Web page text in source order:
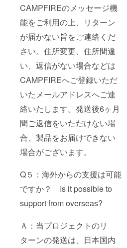
CAMPFIREのメッセージ機
能をご利用の上、リターン
が届かない旨をご連絡くだ
さい。住所変更、住所間違
い、返信がない場合などは
CAMPFIREへご登録いただ
いたメールアドレスへご連
絡いたします。発送後6ヶ月
間ご返信をいただけない場
合、製品をお届けできない
場合がございます。
Q５：海外からの支援は可能
ですか？ Is it possible to
support from overseas?
Ａ：当プロジェクトのリ
ターンの発送は、日本国内